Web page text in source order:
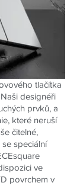
tlačítka
Naši designéři
prvků, a
které neruší
čitelné,
speciální
square
ve
povrchem v